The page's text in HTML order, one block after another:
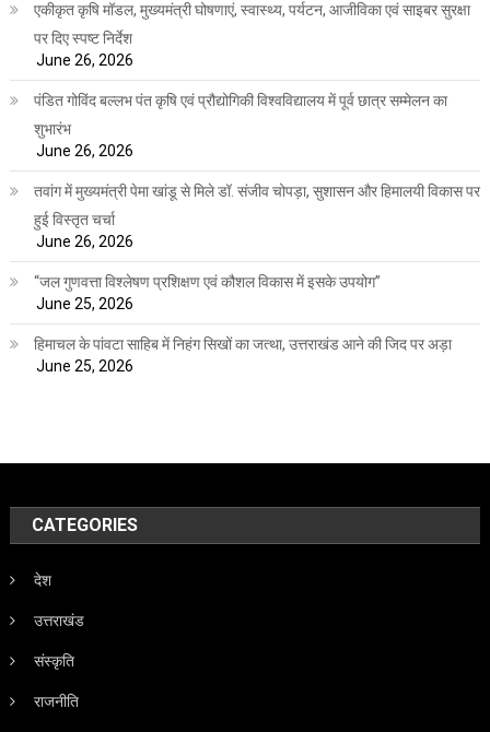
एकीकृत कृषि मॉडल, मुख्यमंत्री घोषणाएं, स्वास्थ्य, पर्यटन, आजीविका एवं साइबर सुरक्षा
पर दिए स्पष्ट निर्देश
June 26, 2026
पंडित गोविंद बल्लभ पंत कृषि एवं प्रौद्योगिकी विश्वविद्यालय में पूर्व छात्र सम्मेलन का
शुभारंभ
June 26, 2026
तवांग में मुख्यमंत्री पेमा खांडू से मिले डॉ. संजीव चोपड़ा, सुशासन और हिमालयी विकास पर
हुई विस्तृत चर्चा
June 26, 2026
“जल गुणवत्ता विश्लेषण प्रशिक्षण एवं कौशल विकास में इसके उपयोग”
June 25, 2026
हिमाचल के पांवटा साहिब में निहंग सिखों का जत्था, उत्तराखंड आने की जिद पर अड़ा
June 25, 2026
CATEGORIES
देश
उत्तराखंड
संस्कृति
राजनीति